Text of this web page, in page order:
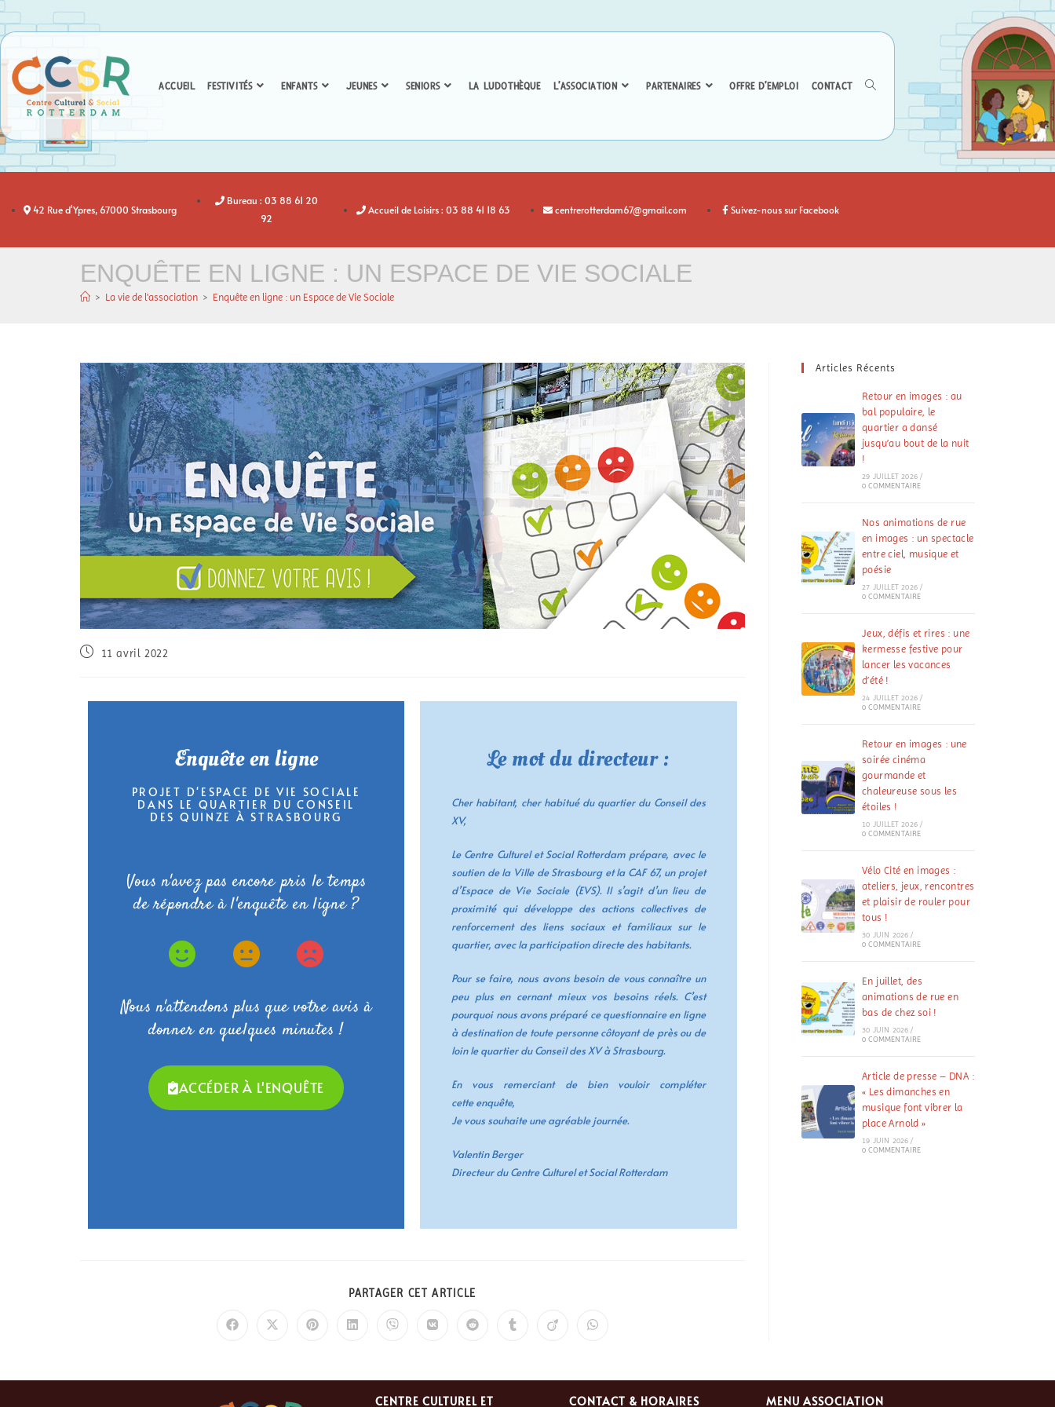
ACCUEIL FESTIVITÉS ENFANTS JEUNES SENIORS LA LUDOTHÈQUE L’ASSOCIATION PARTENAIRES OFFRE D’EMPLOI CONTACT
42 Rue d'Ypres, 67000 Strasbourg
Bureau : 03 88 61 20
92
Accueil de Loisirs : 03 88 41 18 63 centrerotterdam67@gmail.com Suivez-nous sur Facebook
ENQUÊTE EN LIGNE : UN ESPACE DE VIE SOCIALE
> La vie de l'association > Enquête en ligne : un Espace de Vie Sociale
11 avril 2022
Enquête en ligne
PROJET D'ESPACE DE VIE SOCIALE
DANS LE QUARTIER DU CONSEIL
DES QUINZE À STRASBOURG
Vous n'avez pas encore pris le temps
de répondre à l'enquête en ligne ?
Nous n'attendons plus que votre avis à
donner en quelques minutes !
ACCÉDER À L'ENQUÊTE
Le mot du directeur :
Cher habitant, cher habitué du quartier du Conseil des
XV,
Le Centre Culturel et Social Rotterdam prépare, avec le
soutien de la Ville de Strasbourg et la CAF 67, un projet
d’Espace de Vie Sociale (EVS). Il s’agit d’un lieu de
proximité qui développe des actions collectives de
renforcement des liens sociaux et familiaux sur le
quartier, avec la participation directe des habitants.
Pour se faire, nous avons besoin de vous connaître un
peu plus en cernant mieux vos besoins réels. C’est
pourquoi nous avons préparé ce questionnaire en ligne
à destination de toute personne côtoyant de près ou de
loin le quartier du Conseil des XV à Strasbourg.
En vous remerciant de bien vouloir compléter
cetteenquête,
Je vous souhaite une agréable journée.
Valentin Berger
Directeur du Centre Culturel et Social Rotterdam
PARTAGER CET ARTICLE
Articles Récents
Retour en images : au
bal populaire, le
quartier a dansé
jusqu’au bout de la nuit
!
29 JUILLET 2026 /
0 COMMENTAIRE
Nos animations de rue
en images : un spectacle
entre ciel, musique et
poésie
27 JUILLET 2026 /
0 COMMENTAIRE
Jeux, défis et rires : une
kermesse festive pour
lancer les vacances
d’été !
24 JUILLET 2026 /
0 COMMENTAIRE
Retour en images : une
soirée cinéma
gourmande et
chaleureuse sous les
étoiles !
10 JUILLET 2026 /
0 COMMENTAIRE
Vélo Cité en images :
ateliers, jeux, rencontres
et plaisir de rouler pour
tous !
30 JUIN 2026 /
0 COMMENTAIRE
En juillet, des
animations de rue en
bas de chez soi !
30 JUIN 2026 /
0 COMMENTAIRE
Article de presse – DNA :
« Les dimanches en
musique font vibrer la
place Arnold »
19 JUIN 2026 /
0 COMMENTAIRE
CENTRE CULTUREL ET CONTACT & HORAIRES MENU ASSOCIATION